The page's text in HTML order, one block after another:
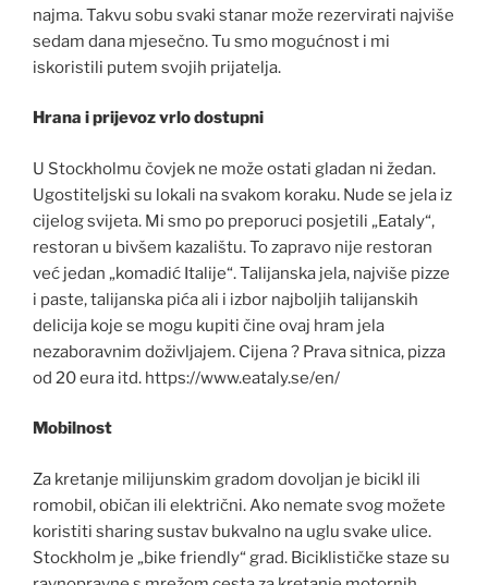
najma. Takvu sobu svaki stanar može rezervirati najviše
sedam dana mjesečno. Tu smo mogućnost i mi
iskoristili putem svojih prijatelja.
Hrana i prijevoz vrlo dostupni
U Stockholmu čovjek ne može ostati gladan ni žedan.
Ugostiteljski su lokali na svakom koraku. Nude se jela iz
cijelog svijeta. Mi smo po preporuci posjetili „Eataly“,
restoran u bivšem kazalištu. To zapravo nije restoran
već jedan „komadić Italije“. Talijanska jela, najviše pizze
i paste, talijanska pića ali i izbor najboljih talijanskih
delicija koje se mogu kupiti čine ovaj hram jela
nezaboravnim doživljajem. Cijena ? Prava sitnica, pizza
od 20 eura itd. https://www.eataly.se/en/
Mobilnost
Za kretanje milijunskim gradom dovoljan je bicikl ili
romobil, običan ili električni. Ako nemate svog možete
koristiti sharing sustav bukvalno na uglu svake ulice.
Stockholm je „bike friendly“ grad. Biciklističke staze su